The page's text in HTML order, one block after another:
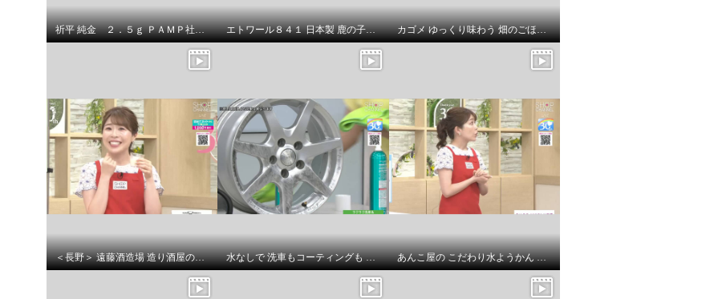
祈平 純金 ２．５ｇ ＰＡＭＰ社製 バラの妖精 リバーシブルコイン ペンダントトップ エトワール８４１ 日本製 鹿の子調丸編み ベーシックショーツ ５枚セット ＜Ｍ・Ｌ＞ カゴメ ゆっくり味わう 畑のごほうび １３のおいしさが いっぱい詰まった 具だくさんスープ
＜長野＞ 遠藤酒造場 造り酒屋のあま酒 水なしで 洗車もコーティングも これ一本！ 簡単・時短の オールインワン洗車剤 ブリリアントクリーン あんこ屋の こだわり水ようかん （小倉）